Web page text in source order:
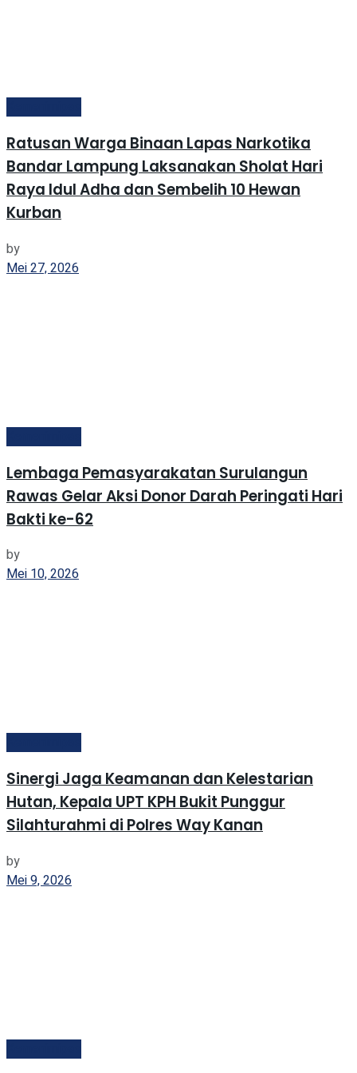
Ratusan Warga Binaan Lapas Narkotika
Bandar Lampung Laksanakan Sholat Hari
Raya Idul Adha dan Sembelih 10 Hewan
Kurban
by
Mei 27, 2026
Lembaga Pemasyarakatan Surulangun
Rawas Gelar Aksi Donor Darah Peringati Hari
Bakti ke-62
by
Mei 10, 2026
Sinergi Jaga Keamanan dan Kelestarian
Hutan, Kepala UPT KPH Bukit Punggur
Silahturahmi di Polres Way Kanan
by
Mei 9, 2026